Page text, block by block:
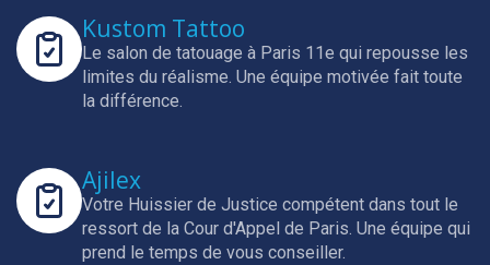
Kustom Tattoo
Le salon de tatouage à Paris 11e qui repousse les
limites du réalisme. Une équipe motivée fait toute
la différence.
Ajilex
Votre Huissier de Justice compétent dans tout le
ressort de la Cour d'Appel de Paris. Une équipe qui
prend le temps de vous conseiller.